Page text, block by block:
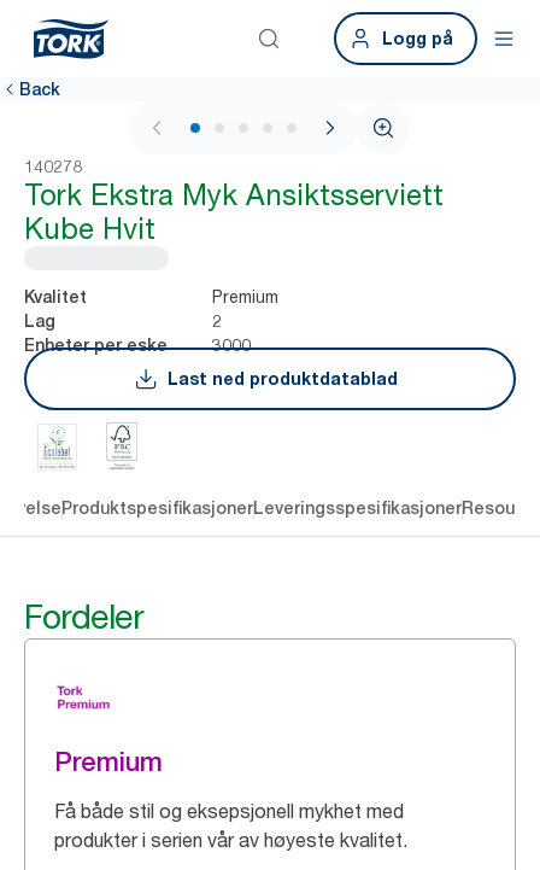
Logg på
Back
1 / 5
140278
Tork Ekstra Myk Ansiktsserviett
Kube Hvit
Kvalitet Premium
Lag 2
Enheter per eske
3000
Last ned produktdatablad
ProduktspesifikasjonerLeveringsspesifikasjoner
Fordeler
Premium
Få både stil og eksepsjonell mykhet med
produkter i serien vår av høyeste kvalitet.